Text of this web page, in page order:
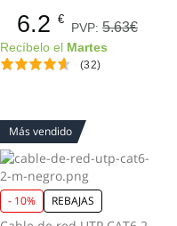
6.2 €
PVP: 5.63€
Recíbelo el Martes
(32)
Más vendido
- 10% REBAJAS